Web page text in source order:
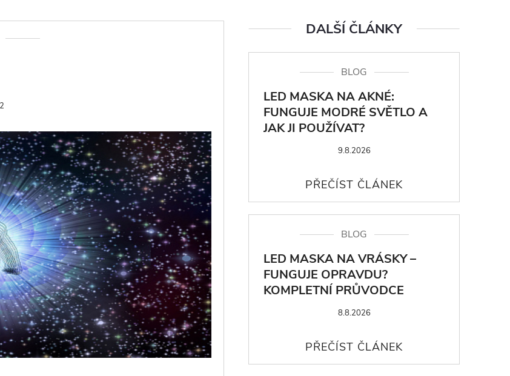
DALŠÍ ČLÁNKY
BLOG
LED MASKA NA AKNÉ:
FUNGUJE MODRÉ SVĚTLO A
JAK JI POUŽÍVAT?
9.8.2026
BLOG
LED MASKA NA VRÁSKY –
FUNGUJE OPRAVDU?
KOMPLETNÍ PRŮVODCE
8.8.2026